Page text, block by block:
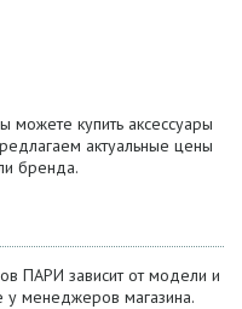
можете купить аксессуары
актуальные цены
бренда.
ПАРИ зависит от модели и
у менеджеров магазина.